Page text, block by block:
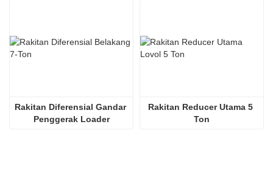
Rakitan Diferensial Gandar
Penggerak Loader
Rakitan Reducer Utama 5
Ton